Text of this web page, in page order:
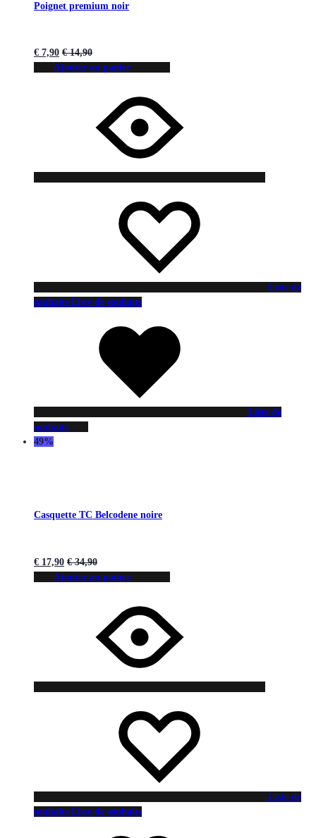
Poignet premium noir
€ 7,90 €14,90
Ajouter au panier
Liste de
souhaits Liste de souhaits
Liste de
souhaits
49%
Casquette TC Belcodene noire
€ 17,90 €34,90
Ajouter au panier
Liste de
souhaits Liste de souhaits